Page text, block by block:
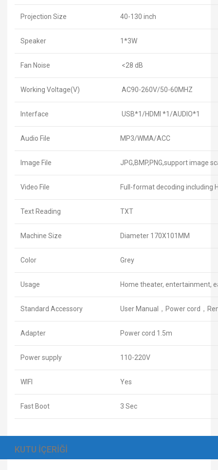
Projection Size 40-130 inch
Speaker 1*3W
Fan Noise <28 dB
Working Voltage(V) AC90-260V/50-60MHZ
Interface USB*1/HDMI *1/AUDIO*1
Audio File MP3/WMA/ACC
Image File JPG,BMP,PNG,support image
Video File Full-format decoding including
Text Reading TXT
Machine Size Diameter 170X101MM
Color Grey
Usage Home theater, entertainment,
Standard Accessory User Manual，Power cord，
Adapter Power cord 1.5m
Power supply 110-220V
WIFI Yes
Fast Boot 3 Sec
KUTU İÇERİĞİ